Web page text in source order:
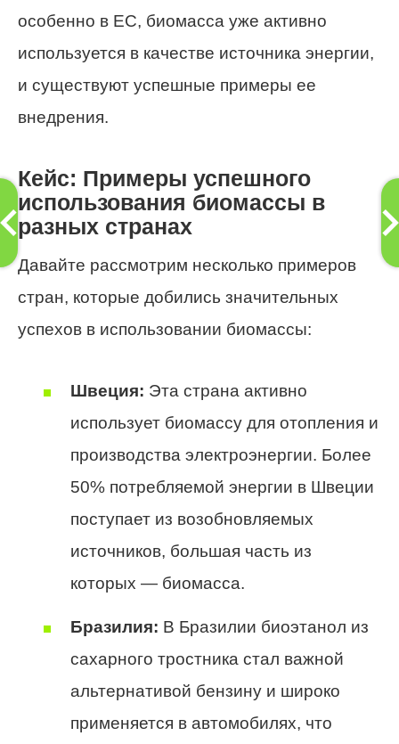
особенно в ЕС, биомасса уже активно
используется в качестве источника энергии,
и существуют успешные примеры ее
внедрения.
Кейс: Примеры успешного
использования биомассы в
разных странах
Давайте рассмотрим несколько примеров
стран, которые добились значительных
успехов в использовании биомассы:
Швеция: Эта страна активно
использует биомассу для отопления и
производства электроэнергии. Более
50% потребляемой энергии в Швеции
поступает из возобновляемых
источников, большая часть из
которых — биомасса.
Бразилия: В Бразилии биоэтанол из
сахарного тростника стал важной
альтернативой бензину и широко
применяется в автомобилях, что